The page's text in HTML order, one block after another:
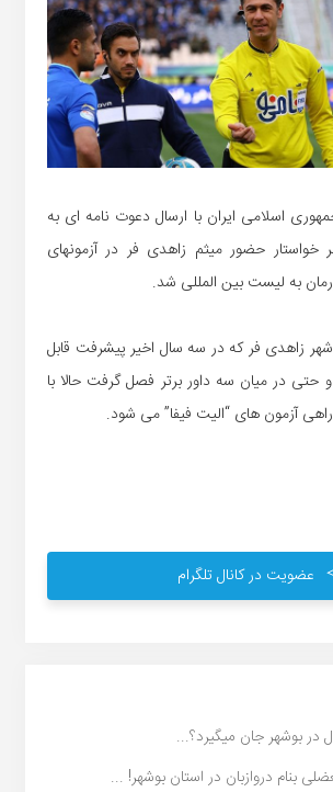
اسلامی ایران با ارسال دعوت نامه ای به
خواستار حضور میثم زاهدی فر در آزمونهای
به لیست بین المللی شد.
زاهدی فر که در سه سال اخیر پیشرفت قابل
حتی در میان سه داور برتر فصل گرفت حالا با
آزمون های “الیت فیفا” می شود.
عضویت در کانال تلگرام
در بوشهر جان میگیرد؟...
بنام دروازبان در استان بوشهر! ...